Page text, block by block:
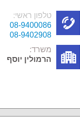
טלפון ראשי:
08-9400086
08-9402908
משרד:
הרמולין יוסף